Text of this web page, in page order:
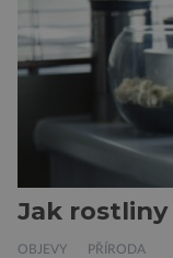
Jak rostliny
OBJEVY PŘÍRODA